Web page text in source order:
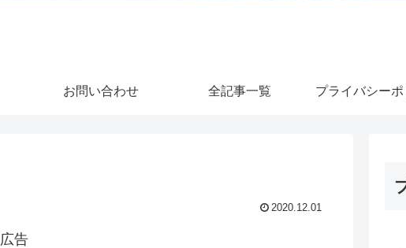
お問い合わせ 全記事一覧 プライバシー
2020.12.01
広告